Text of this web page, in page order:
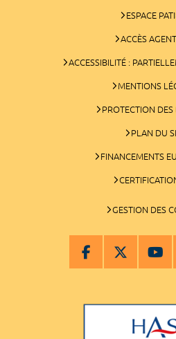
ESPACE
ACCÈS
ACCESSIBILITÉ :
MENTIONS
PROTECTION DES
PLAN DU
FINANCEMENTS
GESTION DES